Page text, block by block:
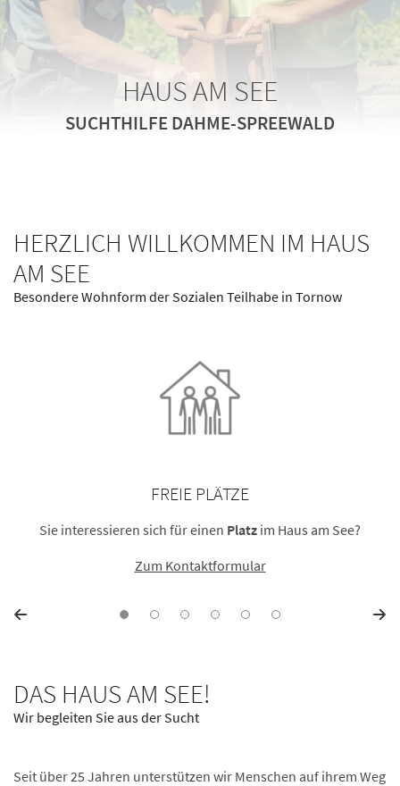
HAUS AM SEE
SUCHTHILFE DAHME-SPREEWALD
HAUS AM SEE
SUCHTHILFE DAHME-SPREEWALD
HAUS AM SEE
SUCHTHILFE DAHME-SPREEWALD
HAUS AM SEE
SUCHTHILFE DAHME-SPREEWALD
HERZLICH WILLKOMMEN IM HAUS
AM SEE
Besondere Wohnform der Sozialen Teilhabe in Tornow
FREIE PLÄTZE
Sie interessieren sich für einen Platz im Haus am See?
Zum Kontaktformular
DAS HAUS AM SEE!
Wir begleiten Sie aus der Sucht
Seit über 25 Jahren unterstützen wir Menschen auf ihrem Weg